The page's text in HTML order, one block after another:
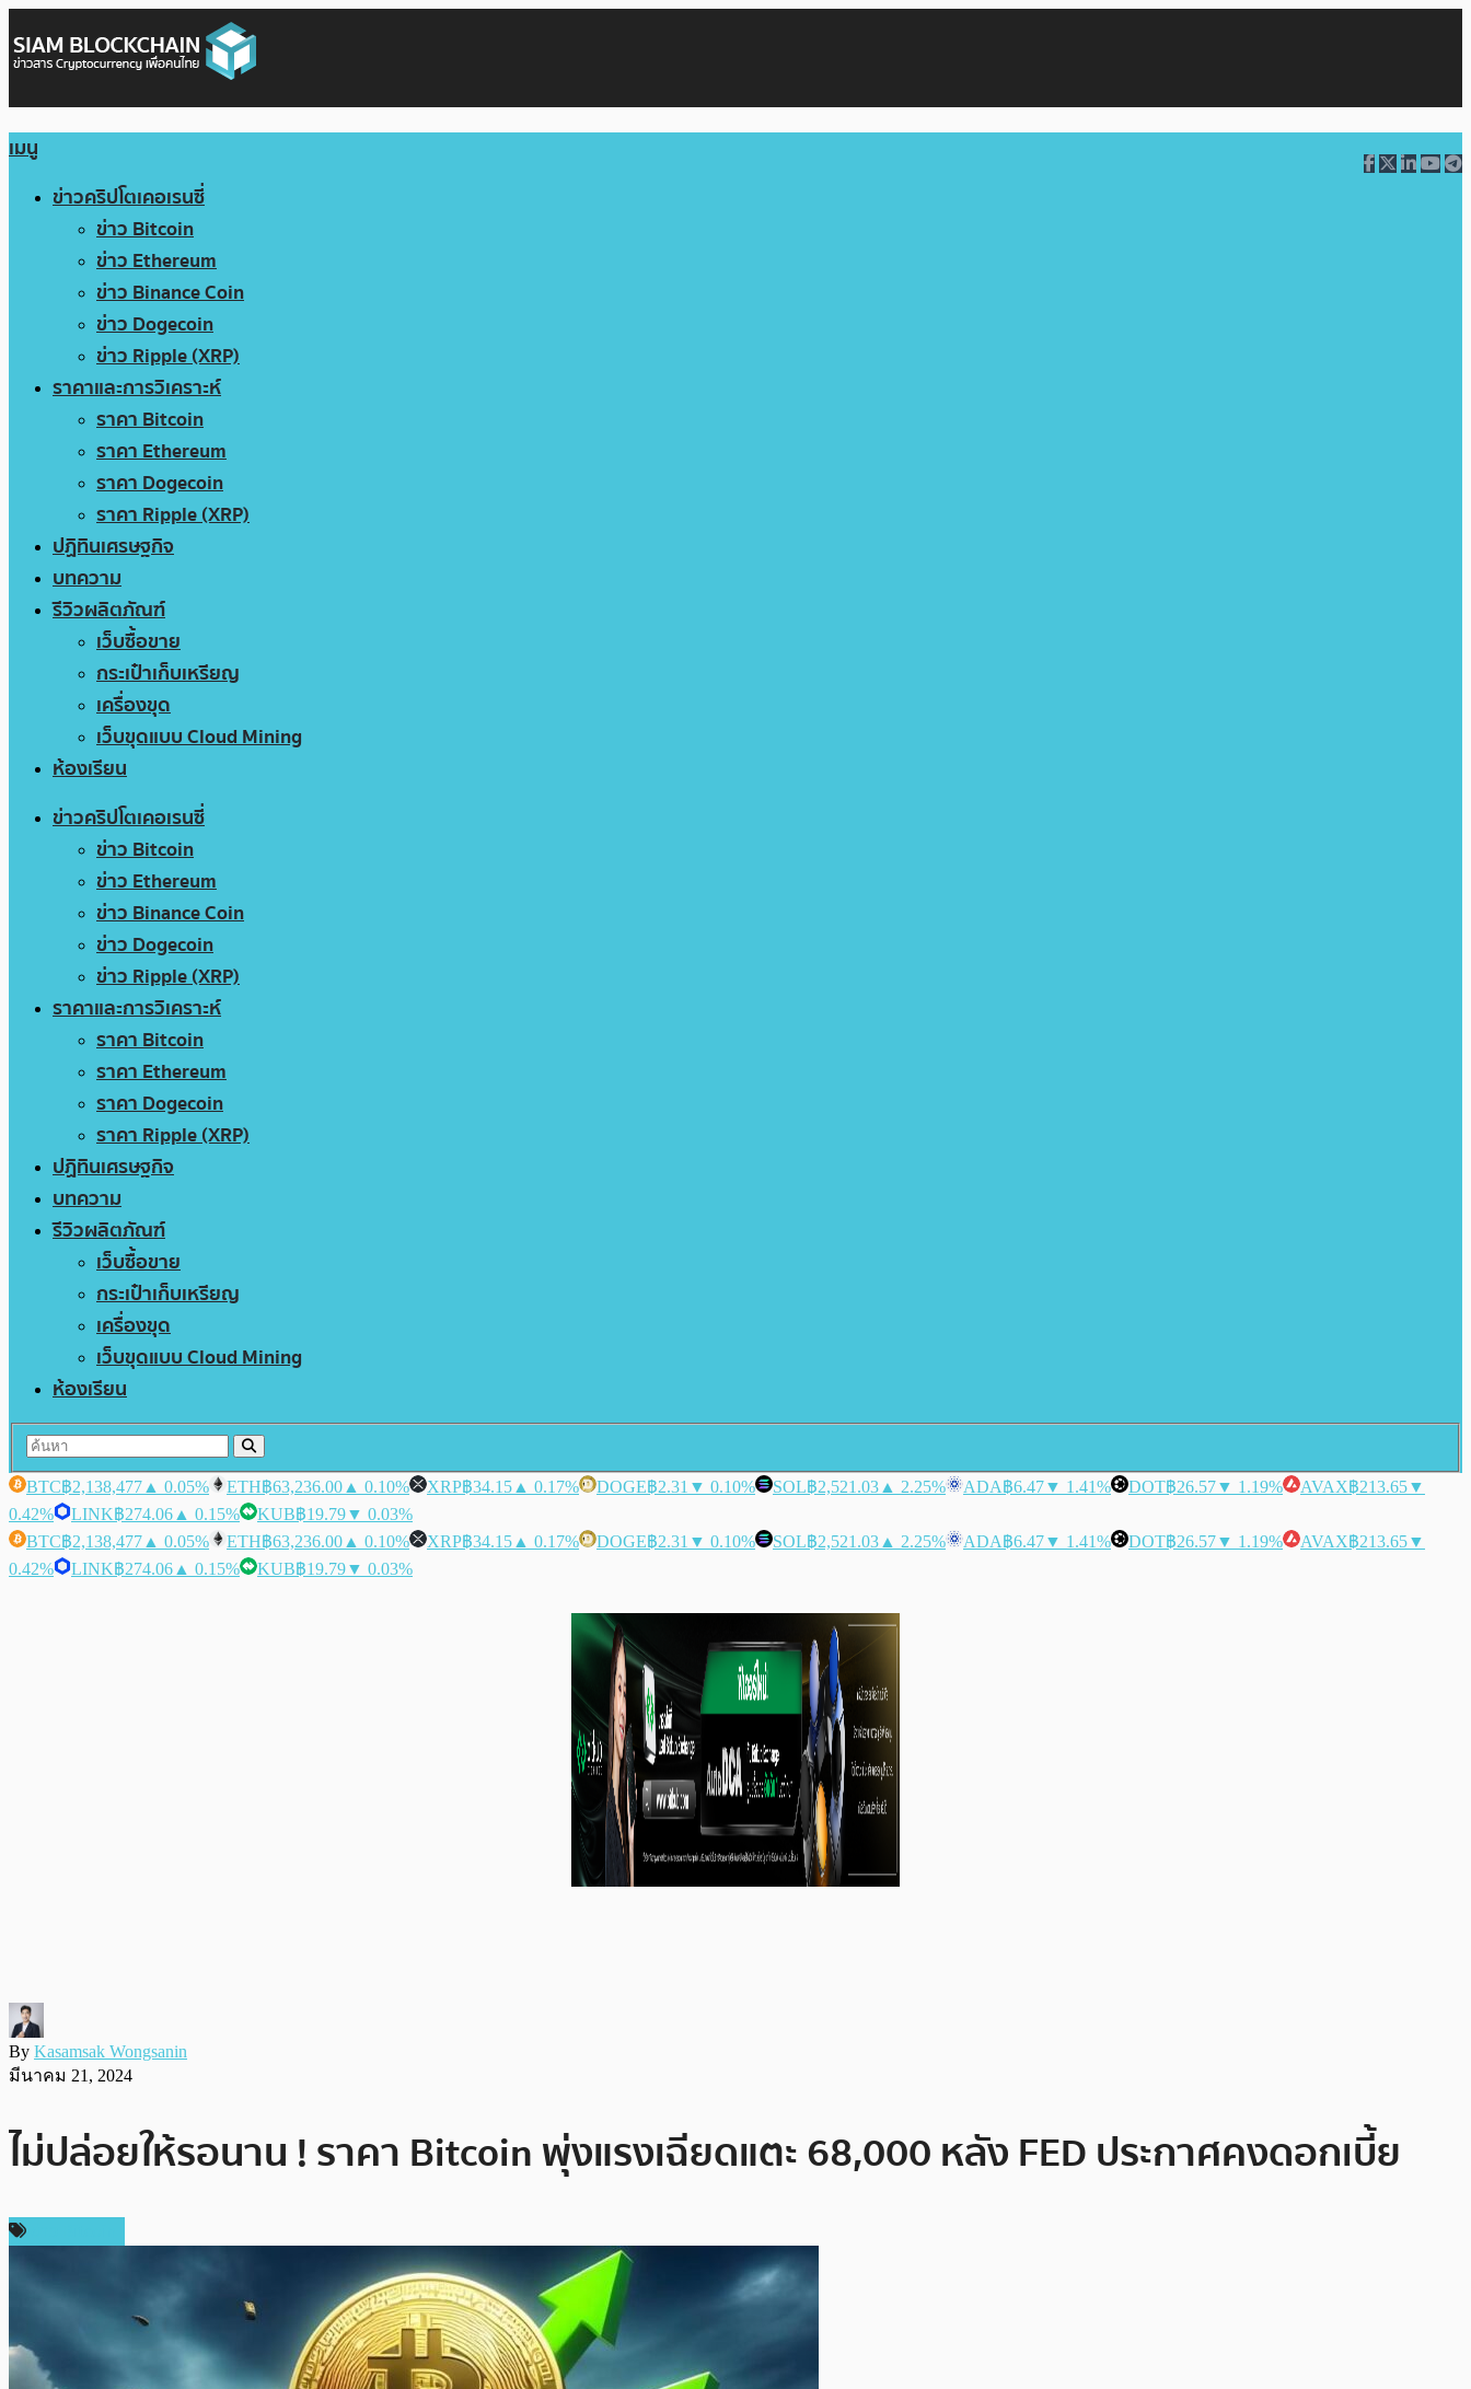
เมนู
ข่าวคริปโตเคอเรนซี่
ข่าว Bitcoin
ข่าว Ethereum
ข่าว Binance Coin
ข่าว Dogecoin
ข่าว Ripple (XRP)
ราคาและการวิเคราะห์
ราคา Bitcoin
ราคา Ethereum
ราคา Dogecoin
ราคา Ripple (XRP)
ปฏิทินเศรษฐกิจ
บทความ
รีวิวผลิตภัณฑ์
เว็บซื้อขาย
กระเป๋าเก็บเหรียญ
เครื่องขุด
เว็บขุดแบบ Cloud Mining
ห้องเรียน
ข่าวคริปโตเคอเรนซี่
ข่าว Bitcoin
ข่าว Ethereum
ข่าว Binance Coin
ข่าว Dogecoin
ข่าว Ripple (XRP)
ราคาและการวิเคราะห์
ราคา Bitcoin
ราคา Ethereum
ราคา Dogecoin
ราคา Ripple (XRP)
ปฏิทินเศรษฐกิจ
บทความ
รีวิวผลิตภัณฑ์
เว็บซื้อขาย
กระเป๋าเก็บเหรียญ
เครื่องขุด
เว็บขุดแบบ Cloud Mining
ห้องเรียน
BTC฿2,138,477 ▲ 0.05% ETH฿63,236.00 ▲ 0.10% XRP฿34.15 ▲ 0.17% DOGE฿2.31 ▼ 0.10% SOL฿2,521.03 ▲ 2.25% ADA฿6.47▼ 1.41% DOT฿26.57▼ 1.19% AVAX฿213.65▼
0.42%
LINK฿274.06 ▲ 0.15% KUB฿19.79▼ 0.03%
BTC฿2,138,477 ▲ 0.05% ETH฿63,236.00 ▲ 0.10% XRP฿34.15 ▲ 0.17% DOGE฿2.31 ▼ 0.10% SOL฿2,521.03 ▲ 2.25% ADA฿6.47▼ 1.41% DOT฿26.57▼ 1.19% AVAX฿213.65▼
0.42%
LINK฿274.06 ▲ 0.15% KUB฿19.79▼ 0.03%
By Kasamsak Wongsanin
มีนาคม 21, 2024
ไม่ปล่อยให้รอนาน ! ราคา Bitcoin พุ่งแรงเฉียดแตะ 68,000 หลัง FED ประกาศคงดอกเบี้ย